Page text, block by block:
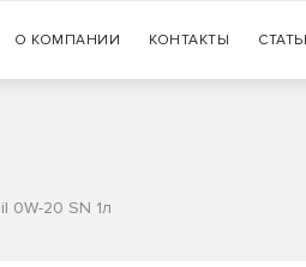
Гарантия
О КОМПАНИИ КОНТАКТЫ
0W-20 SN 1л